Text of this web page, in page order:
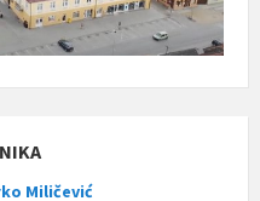
Miličević